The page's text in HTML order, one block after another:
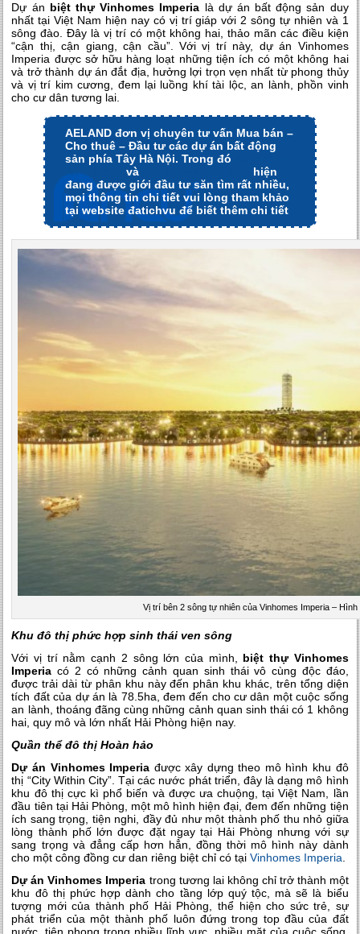
Dự án biệt thự Vinhomes Imperia là dự án bất động sản duy
nhất tại Việt Nam hiện nay có vị trí giáp với 2 sông tự nhiên và 1
sông đào. Đây là vị trí có một không hai, thảo mãn các điều kiện
“cận thị, cận giang, cận cầu”. Với vị trí này, dự án Vinhomes
Imperia được sở hữu hàng loạt những tiện ích có một không hai
và trở thành dự án đắt địa, hưởng lợi trọn vẹn nhất từ phong thủy
và vị trí kim cương, đem lại luồng khí tài lộc, an lành, phồn vinh
cho cư dân tương lai.
AELAND đơn vị chuyên tư vấn Mua bán –
Cho thuê – Đầu tư các dự án bất động
sản phía Tây Hà Nội. Trong đó
An Thượng
và
hiện
đang được giới đầu tư săn tìm rất nhiều,
mọi thông tin chi tiết vui lòng tham khảo
tại website đatichvu để biết thêm chi tiết
Vị trí bên 2 sông tự nhiên của Vinhomes Imperia – Hình
Khu đô thị phức hợp sinh thái ven sông
Với vị trí nằm cạnh 2 sông lớn của mình, biệt thự Vinhomes
Imperia có 2 có những cảnh quan sinh thái vô cùng độc đáo,
được trải dài từ phân khu này đến phân khu khác, trên tổng diện
tích đất của dự án là 78.5ha, đem đến cho cư dân một cuộc sống
an lành, thoáng đãng cùng những cảnh quan sinh thái có 1 không
hai, quy mô và lớn nhất Hải Phòng hiện nay.
Quần thể đô thị Hoàn hảo
Dự án Vinhomes Imperia được xây dựng theo mô hình khu đô
thị “City Within City”. Tại các nước phát triển, đây là dạng mô hình
khu đô thị cực kì phổ biến và được ưa chuộng, tại Việt Nam, lần
đầu tiên tại Hải Phòng, một mô hình hiện đại, đem đến những tiện
ích sang trọng, tiện nghi, đầy đủ như một thành phố thu nhỏ giữa
lòng thành phố lớn được đặt ngay tại Hải Phòng nhưng với sự
sang trọng và đẳng cấp hơn hẳn, đồng thời mô hình này dành
cho một công đồng cư dan riêng biệt chỉ có tạiVinhomes Imperia.
Dự án Vinhomes Imperia trong tương lai không chỉ trở thành một
khu đô thị phức hợp dành cho tầng lớp quý tộc, mà sẽ là biểu
tượng mới của thành phố Hải Phòng, thể hiện cho sức trẻ, sự
phát triển của một thành phố luôn đứng trong top đầu của đất